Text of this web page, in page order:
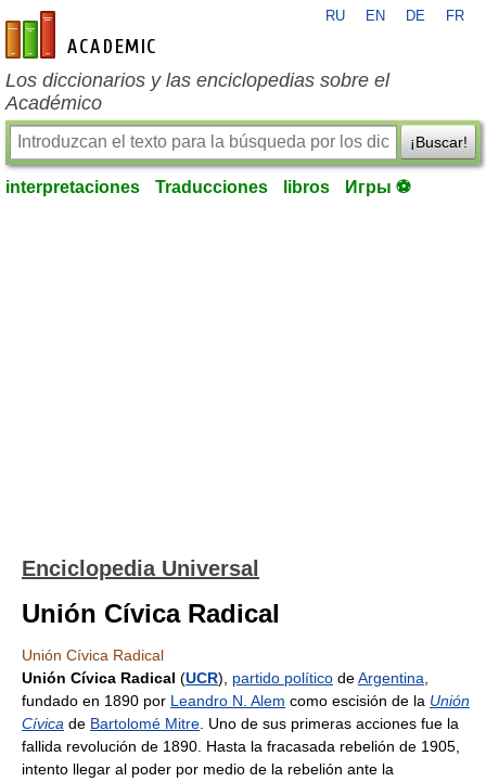
es-academic.com
RU EN DE FR
Los diccionarios y las enciclopedias sobre el
Académico
¡Buscar!
interpretaciones Traducciones libros Игры ⚽
Enciclopedia Universal
Unión Cívica Radical
Unión Cívica Radical
Unión Cívica Radical (UCR), partido político deArgentina
fundado en 1890 por Leandro N. Alem como escisión de la Unión
Cívica de Bartolomé Mitre . Uno de sus primeras acciones fue la
fallida revolución de 1890. Hasta la fracasada rebelión de 1905,
intento llegar al poder por medio de la rebelión ante la